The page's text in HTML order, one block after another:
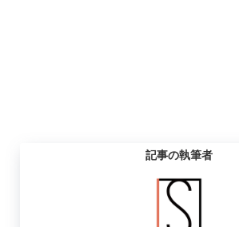
記事の執筆者